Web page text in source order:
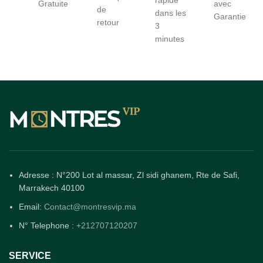
Gratuite
de
retour
dans les
3
minutes
avec
Garantie
Adresse : N°200 Lot al massar, Zl sidi ghanem, Rte de Safi,
Marrakech 40100
Email: Contact@montresvip.ma
N° Telephone : +212707120207
SERVICE